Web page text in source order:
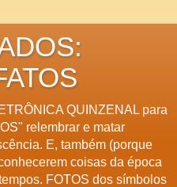
QUINZENAL para
relembrar e matar
E, também (porque
coisas da época
FOTOS dos símbolos